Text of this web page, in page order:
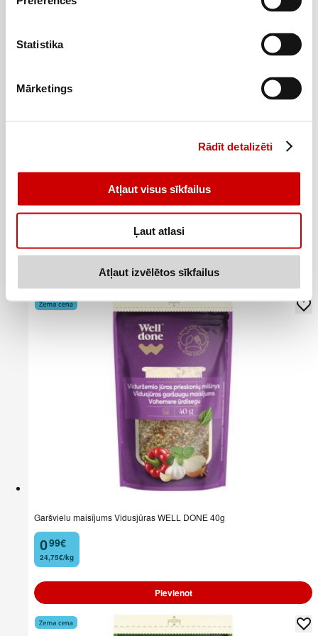
Statistika
Mārketings
Rādīt detalizēti
Atļaut visus sīkfailus
Ļaut atlasi
Atļaut izvēlētos sīkfailus
Gaļas garšviela WELL DONE 60g
Pievienot
Garšvielu maisījums Vidusjūras WELL DONE 40g
0
. 99€
24,75€/kg
Pievienot